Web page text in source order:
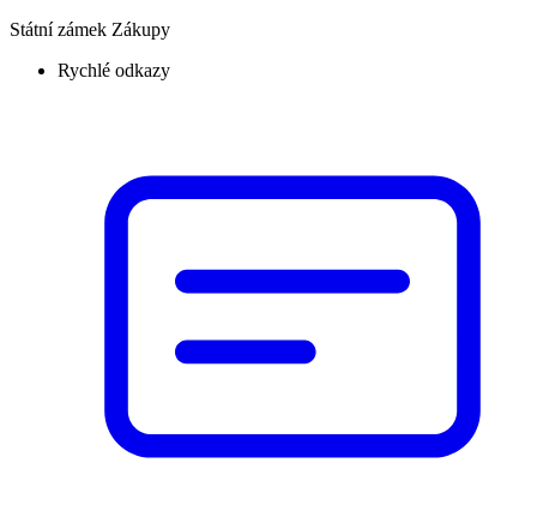
Státní zámek Zákupy
Rychlé odkazy